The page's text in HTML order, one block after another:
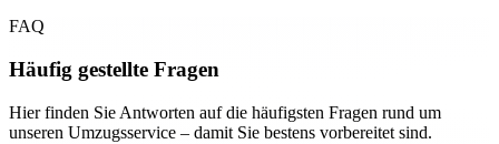
FAQ
Häufig gestellte Fragen
Hier finden Sie Antworten auf die häufigsten Fragen rund um
unseren Umzugsservice – damit Sie bestens vorbereitet sind.